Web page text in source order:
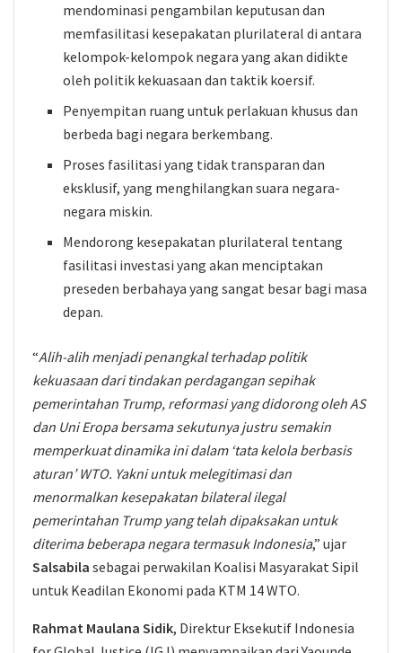
mendominasi pengambilan keputusan dan
memfasilitasi kesepakatan plurilateral di antara
kelompok-kelompok negara yang akan didikte
oleh politik kekuasaan dan taktik koersif.
Penyempitan ruang untuk perlakuan khusus dan
berbeda bagi negara berkembang.
Proses fasilitasi yang tidak transparan dan
eksklusif, yang menghilangkan suara negara-
negara miskin.
Mendorong kesepakatan plurilateral tentang
fasilitasi investasi yang akan menciptakan
preseden berbahaya yang sangat besar bagi masa
depan.
“Alih-alih menjadi penangkal terhadap politik
kekuasaan dari tindakan perdagangan sepihak
pemerintahan Trump, reformasi yang didorong oleh AS
dan Uni Eropa bersama sekutunya justru semakin
memperkuat dinamika ini dalam ‘tata kelola berbasis
aturan’ WTO. Yakni untuk melegitimasi dan
menormalkan kesepakatan bilateral ilegal
pemerintahan Trump yang telah dipaksakan untuk
diterima beberapa negara termasuk Indonesia,” ujar
Salsabila sebagai perwakilan Koalisi Masyarakat Sipil
untuk Keadilan Ekonomi pada KTM 14 WTO.
Rahmat Maulana Sidik, Direktur Eksekutif Indonesia